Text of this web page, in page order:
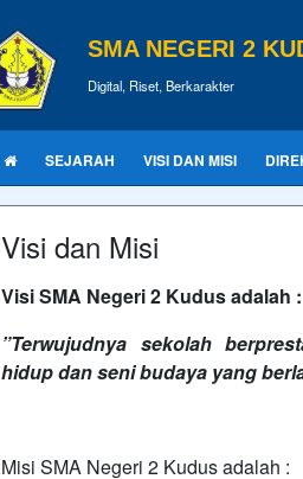
SMA NEGERI 2
Digital, Riset, Berkarakter
SEJARAH VISI DAN MISI
Visi dan Misi
Visi SMA Negeri 2 Kudus adalah :
”Terwujudnya sekolah
hidup dan seni budaya yang
Misi SMA Negeri 2 Kudus adalah :